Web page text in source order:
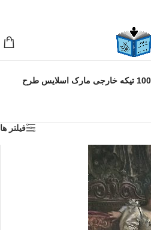
محصولات برچسب خورده “پازل 1000 تیکه خارجی مارک اسلایس طرح
فیلتر ها